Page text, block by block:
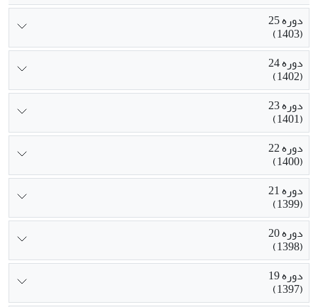
دوره 25
(1403)
دوره 24
(1402)
دوره 23
(1401)
دوره 22
(1400)
دوره 21
(1399)
دوره 20
(1398)
دوره 19
(1397)